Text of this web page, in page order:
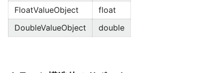
FloatValueObject
float
DoubleValueObject
double